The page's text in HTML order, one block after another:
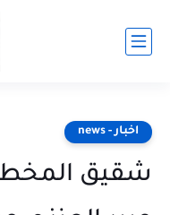
اخبار - news
شقيق